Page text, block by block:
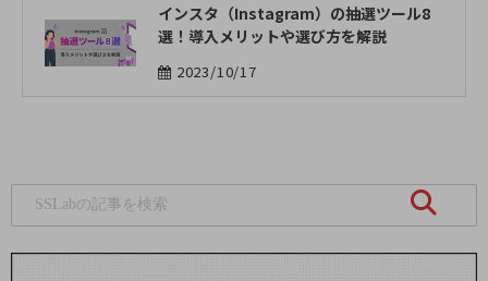
インスタ（Instagram）の抽選ツール8
選！導入メリットや選び方を解説
2023/10/17